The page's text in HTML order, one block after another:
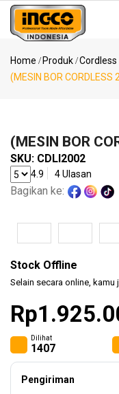
MESIN
BOR ..
KOMPRESOR
(KLEM
F CL..
Home Produk Cordless
(MESIN BOR CORDLESS
(MESIN BOR
SKU: CDLI2002
4.9 4 Ulasan
Bagikan ke:
Stock Offline
Selain secara online,
Dilihat
1407
Pengiriman
Kategori
Air
Tools
Safety
Notifikasi